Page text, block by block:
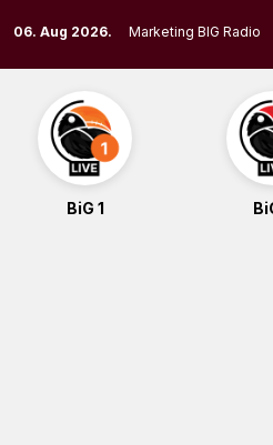
to
content
06. Aug 2026. Marketing BIG Radio
BiG 1